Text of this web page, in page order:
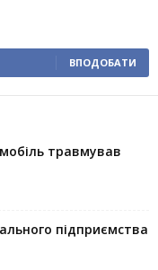
ВПОДОБАТИ
травмував
підприємства